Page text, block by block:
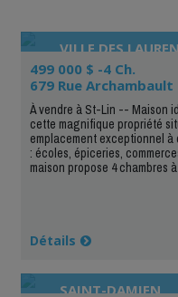
VILLE DES
499 000 $ -4 Ch.
679 Rue Archambault
À vendre à St-Lin -- Maison
cette magnifique propriété
emplacement exceptionnel
: écoles, épiceries,
maison propose 4 chambres
Détails
SAINT-DAMIEN